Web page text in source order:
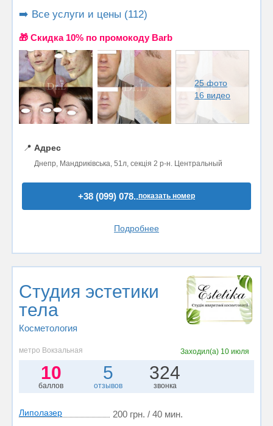
➡️ Все услуги и цены (112)
🎁 Cкидка 10% по промокоду Barb
25 фото
16 видео
📍 Адрес
Днепр, Мандриківська, 51л, секція 2 р-н. Центральный
+38 (099) 078..показать номер
Подробнее
Студия эстетики
тела
Косметология
метро Вокзальная Заходил(а) 10 июля
10
баллов
5
отзывов
324
звонка
Липолазер
200 грн. / 40 мин.